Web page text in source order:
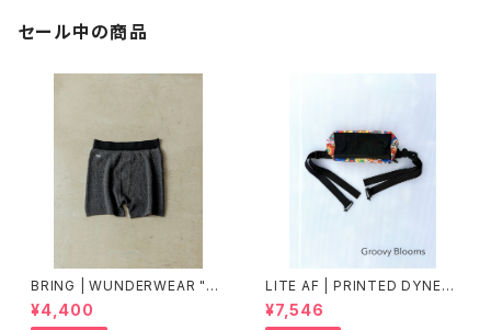
セール中の商品
BRING | WUNDERWEAR "O
NE" 50/50
¥4,400
LITE AF | PRINTED DYNEE
MA FEATHER WEIGHT FAN
NY PACK
¥7,546